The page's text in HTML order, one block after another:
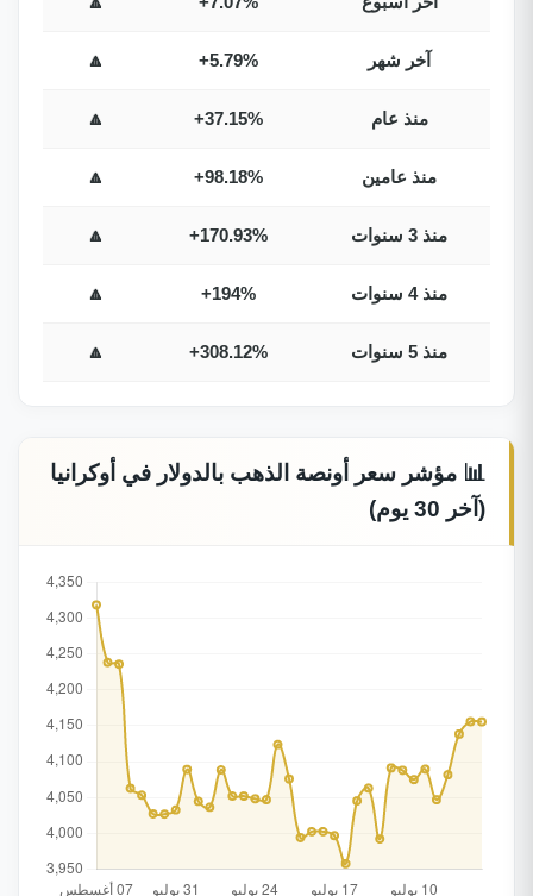
آخر شهر +5.79%
🔼
منذ عام +37.15%
🔼
منذ عامين +98.18%
🔼
منذ 3 سنوات +170.93%
🔼
منذ 4 سنوات +194%
🔼
منذ 5 سنوات +308.12%
🔼
📊 مؤشر سعر أونصة الذهب بالدولار في أوكرانيا
(آخر 30 يوم)